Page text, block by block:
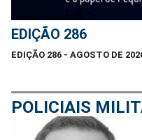
EDIÇÃO 286
EDIÇÃO 286 - AGOSTO DE
POLICIAIS